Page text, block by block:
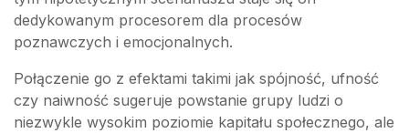
dedykowanym procesorem dla procesów
poznawczych i emocjonalnych.
Połączenie go z efektami takimi jak spójność, ufność
czy naiwność sugeruje powstanie grupy ludzi o
niezwykle wysokim poziomie kapitału społecznego, ale